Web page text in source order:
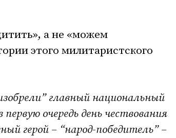
а не «можем
этого милитаристского
главный национальный
очередь день чествования
герой – “народ-победитель” –